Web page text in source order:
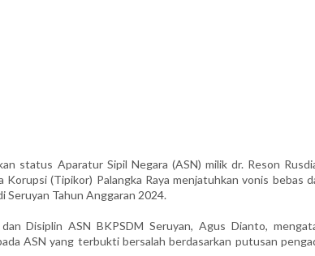
status Aparatur Sipil Negara (ASN) milik dr. Reson
(Tipikor) Palangka Raya menjatuhkan vonis bebas
Seruyan Tahun Anggaran 2024.
Disiplin ASN BKPSDM Seruyan, Agus Dianto,
ASN yang terbukti bersalah berdasarkan putusan